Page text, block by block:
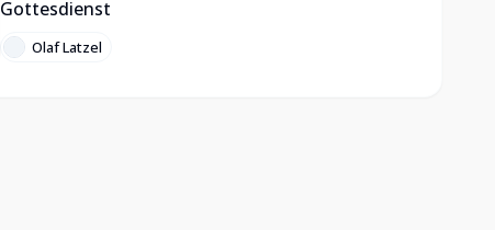
Gottesdienst
Olaf Latzel